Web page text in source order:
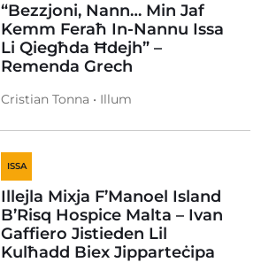
“Bezzjoni, Nann… Min Jaf
Kemm Feraħ In-Nannu Issa
Li Qiegħda Ħdejh” –
Remenda Grech
Cristian Tonna • Illum
ISSA
Illejla Mixja F’Manoel Island
B’Risq Hospice Malta – Ivan
Gaffiero Jistieden Lil
Kulħadd Biex Jipparteċipa